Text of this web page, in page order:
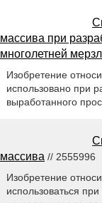
массива при
многолетней
Изобретение
использовано при
выработанного
массива // 2555996
Изобретение
использоваться